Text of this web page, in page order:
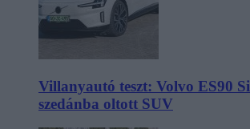
Villanyautó teszt: Volvo ES90
szedánba oltott SUV